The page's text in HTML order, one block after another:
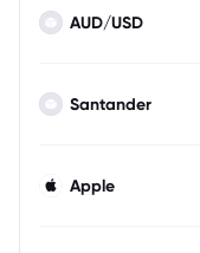
AUD/USD
Santander
Apple